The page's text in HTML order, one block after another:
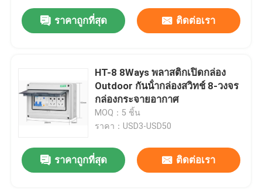
ราคาถูกที่สุด ติดต่อเรา
HT-8 8Ways พลาสติกเปิดกล่อง
Outdoor กันน้ํากล่องสวิทช์ 8-วงจร
กล่องกระจายอากาศ
MOQ：5 ชิ้น
ราคา：USD3-USD50
ราคาถูกที่สุด ติดต่อเรา